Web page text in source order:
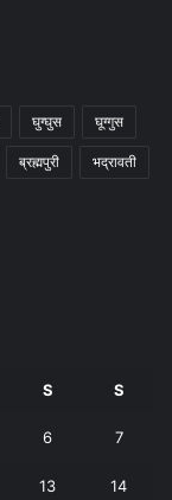
घुग्घुस घूग्गुस
ब्रह्मपुरी भद्रावती
S S
6 7
13 14